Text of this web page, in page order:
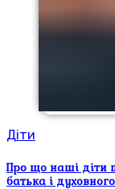
Діти
Про що наші діти
батька і